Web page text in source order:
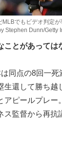
でもビデオ判定
Stephen Dunn/Getty
ことがあっては
同点の8回一死
還して勝ち
アピールプレ
ス監督から再